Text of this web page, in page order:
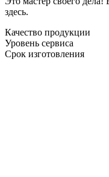
здесь.
Качество продукции
Уровень сервиса
Срок изготовления